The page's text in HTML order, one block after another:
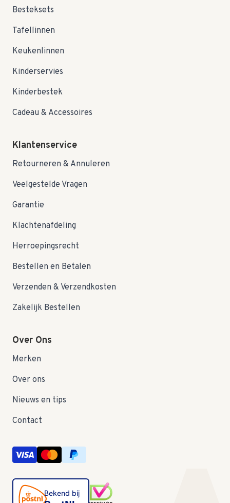
Besteksets
Tafellinnen
Keukenlinnen
Kinderservies
Kinderbestek
Cadeau & Accessoires
Klantenservice
Retourneren & Annuleren
Veelgestelde Vragen
Garantie
Klachtenafdeling
Herroepingsrecht
Bestellen en Betalen
Verzenden & Verzendkosten
Zakelijk Bestellen
Over Ons
Merken
Over ons
Nieuws en tips
Contact